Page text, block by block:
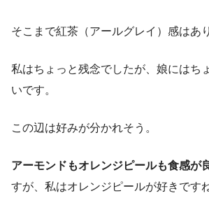
そこまで紅茶（アールグレイ）感はあ
私はちょっと残念でしたが、娘にはち
いです。
この辺は好みが分かれそう。
アーモンドもオレンジピールも食感が
すが、私はオレンジピールが好きですね